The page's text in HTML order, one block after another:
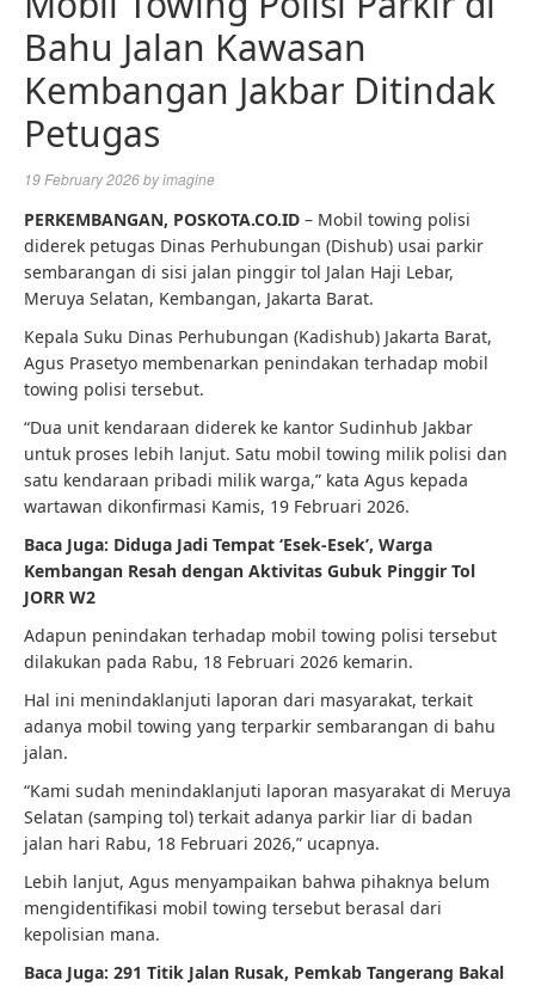
Bahu Jalan Kawasan
Kembangan Jakbar Ditindak
Petugas
19 February 2026byimagine
PERKEMBANGAN, POSKOTA.CO.ID – Mobil towing polisi
diderek petugas Dinas Perhubungan (Dishub) usai parkir
sembarangan di sisi jalan pinggir tol Jalan Haji Lebar,
Meruya Selatan, Kembangan, Jakarta Barat.
Kepala Suku Dinas Perhubungan (Kadishub) Jakarta Barat,
Agus Prasetyo membenarkan penindakan terhadap mobil
towing polisi tersebut.
“Dua unit kendaraan diderek ke kantor Sudinhub Jakbar
untuk proses lebih lanjut. Satu mobil towing milik polisi dan
satu kendaraan pribadi milik warga,” kata Agus kepada
wartawan dikonfirmasi Kamis, 19 Februari 2026.
Baca Juga: Diduga Jadi Tempat ‘Esek-Esek’, Warga
Kembangan Resah dengan Aktivitas Gubuk Pinggir Tol
JORR W2
Adapun penindakan terhadap mobil towing polisi tersebut
dilakukan pada Rabu, 18 Februari 2026 kemarin.
Hal ini menindaklanjuti laporan dari masyarakat, terkait
adanya mobil towing yang terparkir sembarangan di bahu
jalan.
“Kami sudah menindaklanjuti laporan masyarakat di Meruya
Selatan (samping tol) terkait adanya parkir liar di badan
jalan hari Rabu, 18 Februari 2026,” ucapnya.
Lebih lanjut, Agus menyampaikan bahwa pihaknya belum
mengidentifikasi mobil towing tersebut berasal dari
kepolisian mana.
Baca Juga: 291 Titik Jalan Rusak, Pemkab Tangerang Bakal